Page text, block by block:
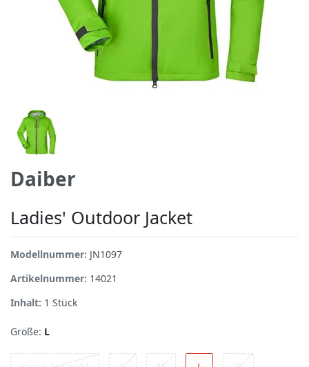
Daiber
Ladies' Outdoor Jacket
Modellnummer: JN1097
Artikelnummer: 14021
Inhalt: 1 Stück
Größe: L